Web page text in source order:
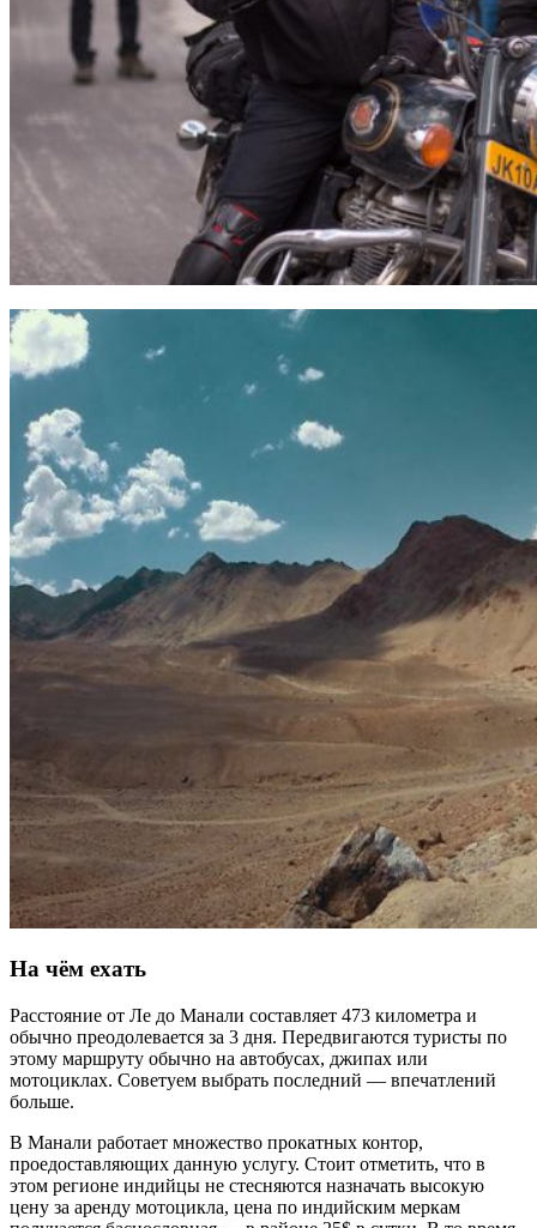
На чём ехать
Расстояние от Ле до Манали составляет 473 километра и
обычно преодолевается за 3 дня. Передвигаются туристы по
этому маршруту обычно на автобусах, джипах или
мотоциклах. Советуем выбрать последний — впечатлений
больше.
В Манали работает множество прокатных контор,
проедоставляющих данную услугу. Стоит отметить, что в
этом регионе индийцы не стесняются назначать высокую
цену за аренду мотоцикла, цена по индийским меркам